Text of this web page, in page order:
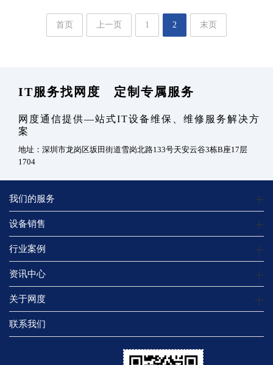
首页 上一页 1 2 末页
IT服务找网度 定制专属服务
网度通信提供—站式IT设备维保、维修服务解决方
案
地址：深圳市龙岗区坂田街道雪岗北路133号天安云谷3栋B座17层
1704
我们的服务
设备销售
行业案例
资讯中心
关于网度
联系我们